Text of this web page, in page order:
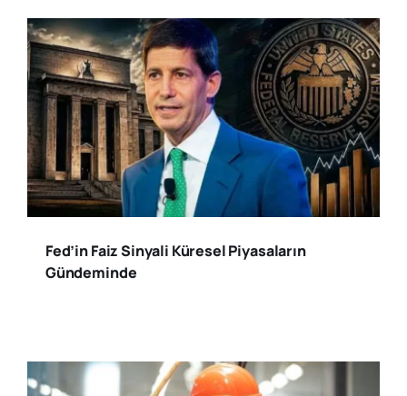
Fed’in Faiz Sinyali Küresel Piyasaların
Gündeminde